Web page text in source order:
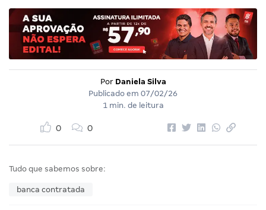
Por Daniela Silva
Publicado em 07/02/26
1 min. de leitura
0 0
Tudo que sabemos sobre:
banca contratada